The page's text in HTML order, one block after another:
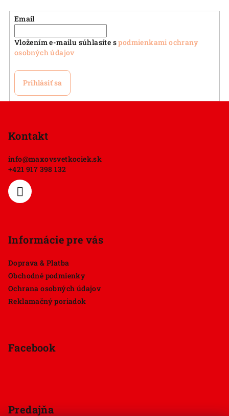
Email
Vložením e-mailu súhlasíte spodmienkami ochrany
osobných údajov
Prihlásiť sa
Kontakt
info@maxovsvetkociek.sk
+421 917 398 132
Informácie pre vás
Doprava & Platba
Obchodné podmienky
Ochrana osobných údajov
Reklamačný poriadok
Facebook
Predajňa